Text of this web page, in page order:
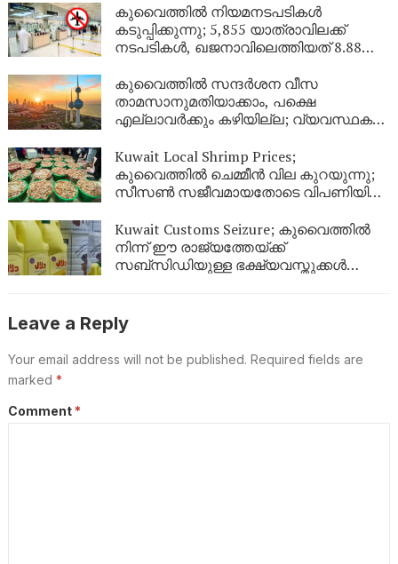
കുവൈത്തിൽ നിയമനടപടികൾ
കടുപ്പിക്കുന്നു; 5,855 യാത്രാവിലക്ക്
നടപടികൾ, ഖജനാവിലെത്തിയത് 8.88
കുവൈത്തിൽ സന്ദർശന വീസ
താമസാനുമതിയാക്കാം, പക്ഷെ
എല്ലാവർക്കും കഴിയില്ല; വ്യവസ്ഥകൾ
Kuwait Local Shrimp Prices;
കുവൈത്തിൽ ചെമ്മീൻ വില കുറയുന്നു;
സീസൺ സജീവമായതോടെ വിപണിയിൽ
Kuwait Customs Seizure; കുവൈത്തിൽ
നിന്ന് ഈ രാജ്യത്തേയ്ക്ക്
സബ്സിഡിയുള്ള ഭക്ഷ്യവസ്തുക്കൾ
Leave a Reply
Your email address will not be published. Required fields are
marked *
Comment *